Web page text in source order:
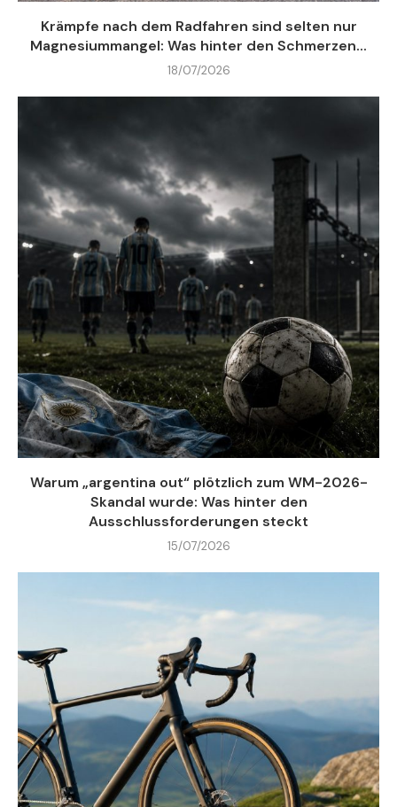
Krämpfe nach dem Radfahren sind selten nur
Magnesiummangel: Was hinter den Schmerzen...
18/07/2026
Warum „argentina out“ plötzlich zum WM-2026-
Skandal wurde: Was hinter den
Ausschlussforderungen steckt
15/07/2026